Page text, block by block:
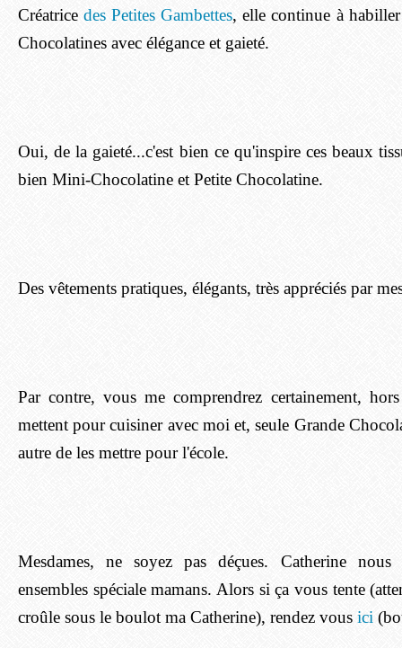
Créatricedes Petites Gambettes, elle continue à
Chocolatines avec élégance et gaieté.
Oui, de la gaieté...c'est bien ce qu'inspire ces beaux
bien Mini-Chocolatine et Petite Chocolatine.
Des vêtements pratiques, élégants, très appréciés par
Par contre, vous me comprendrez certainement,
mettent pour cuisiner avec moi et, seule Grande
autre de les mettre pour l'école.
Mesdames, ne soyez pas déçues. Catherine
ensembles spéciale mamans. Alors si ça vous tente
croûle sous le boulot ma Catherine), rendez vous ici